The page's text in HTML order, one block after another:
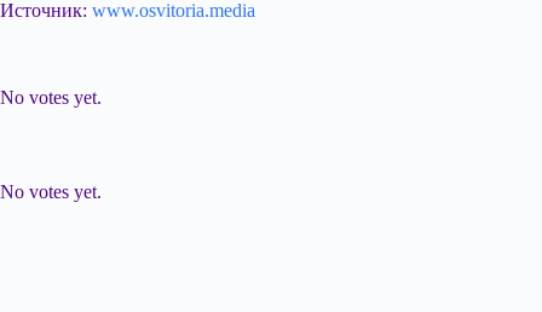
Источник: www.osvitoria.media
No votes yet.
No votes yet.